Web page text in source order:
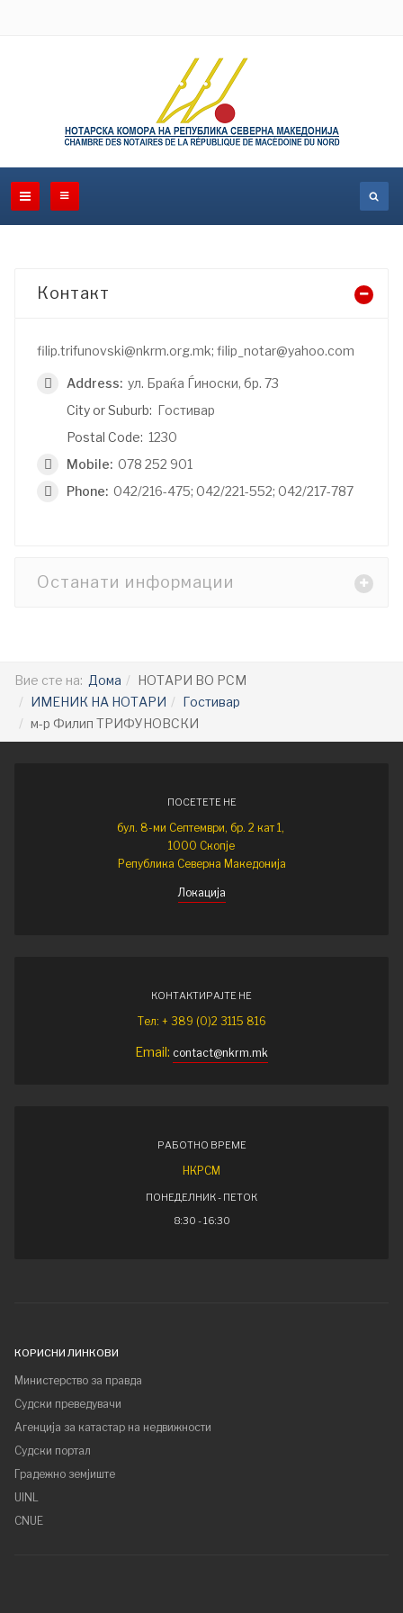
Контакт
filip.trifunovski@nkrm.org.mk; filip_notar@yahoo.com
Address: ул. Браќа Ѓиноски, бр. 73
City or Suburb: Гостивар
Postal Code: 1230
Mobile: 078 252 901
Phone: 042/216-475; 042/221-552; 042/217-787
Останати информации
Вие сте на: Дома
НОТАРИ ВО РСМ
ИМЕНИК НА НОТАРИ
Гостивар
м-р Филип ТРИФУНОВСКИ
ПОСЕТЕТЕ НЕ
бул. 8-ми Септември, бр. 2 кат 1,
1000 Скопје
Република Северна Македонија
Локација
КОНТАКТИРАЈТЕ НЕ
Тел: + 389 (0)2 3115 816
Email: contact@nkrm.mk
РАБОТНО ВРЕМЕ
НКРСМ
ПОНЕДЕЛНИК - ПЕТОК
8:30 - 16:30
КОРИСНИ ЛИНКОВИ
Министерство за правда
Судски преведувачи
Агенција за катастар на недвижности
Судски портал
Градежно земјиште
UINL
CNUE